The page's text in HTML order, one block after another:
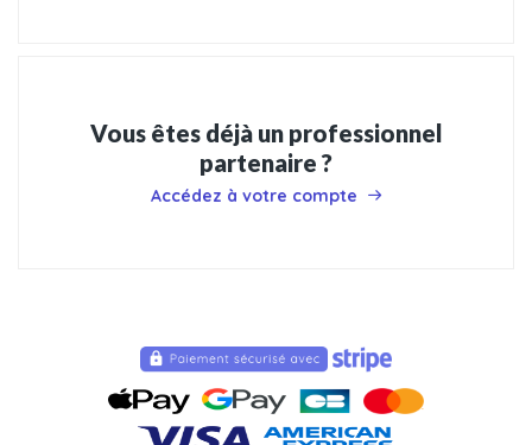
Vous êtes déjà un professionnel
partenaire ?
Accédez à votre compte